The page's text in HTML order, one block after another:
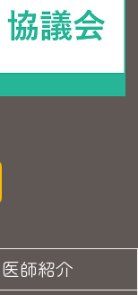
医師紹介